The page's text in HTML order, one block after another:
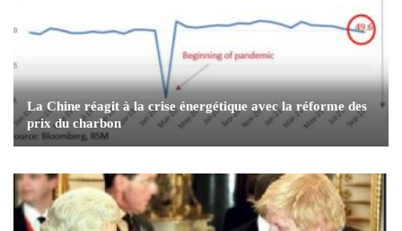
La Chine réagit à la crise énergétique avec la réforme des
prix du charbon